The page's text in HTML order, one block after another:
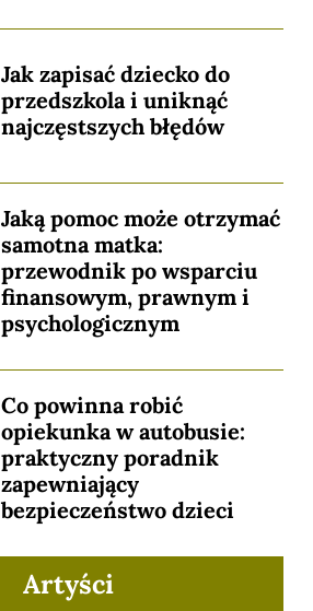
Jak zapisać dziecko do
przedszkola i uniknąć
najczęstszych błędów
Jaką pomoc może otrzymać
samotna matka:
przewodnik po wsparciu
finansowym, prawnym i
psychologicznym
Co powinna robić
opiekunka w autobusie:
praktyczny poradnik
zapewniający
bezpieczeństwo dzieci
Artyści